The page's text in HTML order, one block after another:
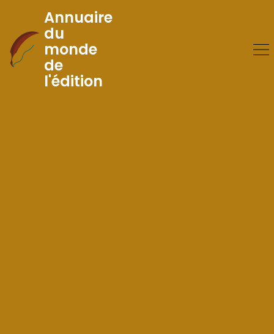
Skip
to
Content
Annuaire
du
monde
de
l'édition